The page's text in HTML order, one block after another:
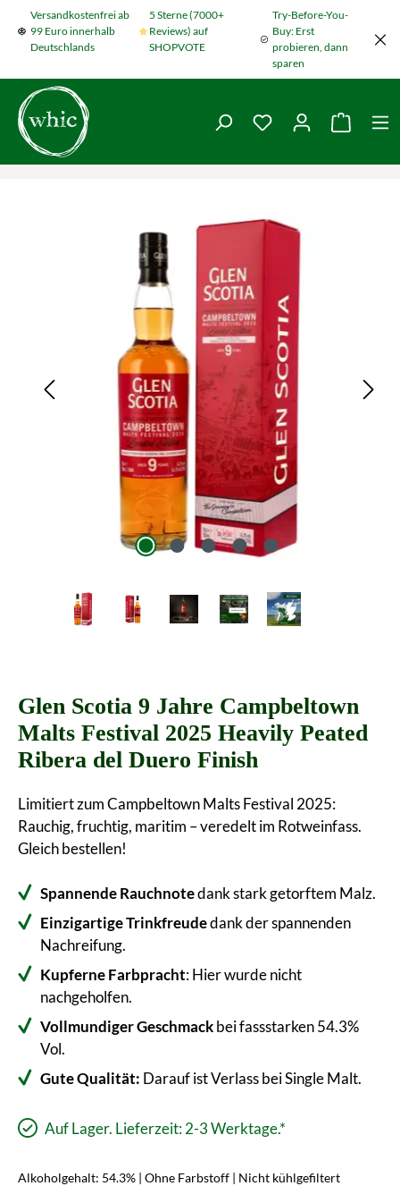
Zum Hauptinhalt springen
Versandkostenfrei ab
99 Euro innerhalb
Deutschlands
5 Sterne (7000+
Reviews) auf
SHOPVOTE
Try-Before-You-
Buy: Erst
probieren, dann
sparen
Du hast 0
Glen Scotia 9 Jahre Campbeltown
Malts Festival 2025 Heavily Peated
Ribera del Duero Finish
Limitiert zum Campbeltown Malts Festival 2025:
Rauchig, fruchtig, maritim – veredelt im Rotweinfass.
Gleich bestellen!
Spannende Rauchnotedank stark getorftem Malz.
Einzigartige Trinkfreudedank der spannenden
Nachreifung.
Kupferne Farbpracht: Hier wurde nicht
nachgeholfen.
Vollmundiger Geschmackbei fassstarken 54.3%
Vol.
Gute Qualität: Darauf ist Verlass bei Single Malt.
Auf Lager. Lieferzeit: 2-3 Werktage.*
Alkoholgehalt: 54.3% | Ohne Farbstoff | Nicht kühlgefiltert